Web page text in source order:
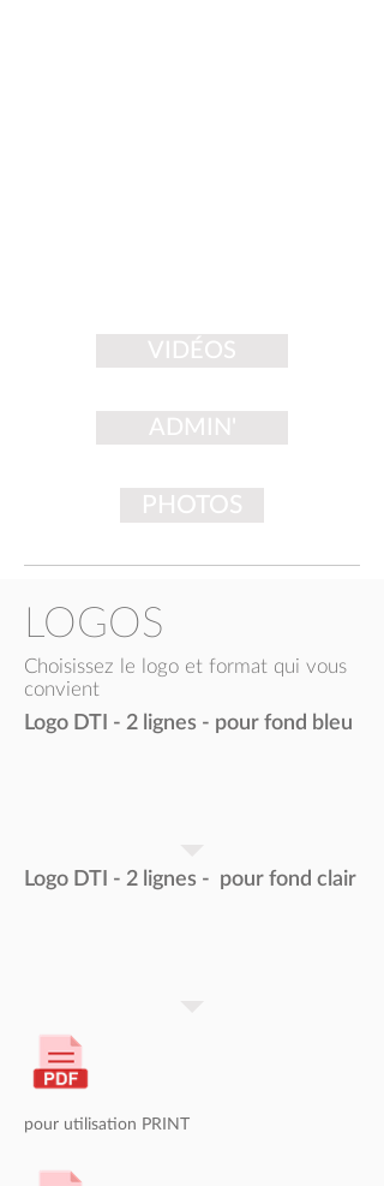
VIDÉOS
ADMIN'
PHOTOS
LOGOS
Choisissez le logo et format qui vous
convient
Logo DTI - 2 lignes - pour fond bleu
Logo DTI - 2 lignes - pour fond clair
pour utilisation PRINT